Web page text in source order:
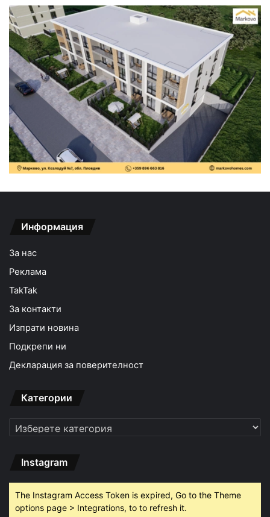
Информация
За нас
Реклама
TakTak
За контакти
Изпрати новина
Подкрепи ни
Декларация за поверителност
Категории
Категории
Instagram
The Instagram Access Token is expired, Go to the Theme
options page > Integrations, to to refresh it.